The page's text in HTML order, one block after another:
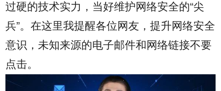
过硬的技术实力，当好维护网络安全的“尖
兵”。在这里我提醒各位网友，提升网络安全
意识，未知来源的电子邮件和网络链接不要
点击。